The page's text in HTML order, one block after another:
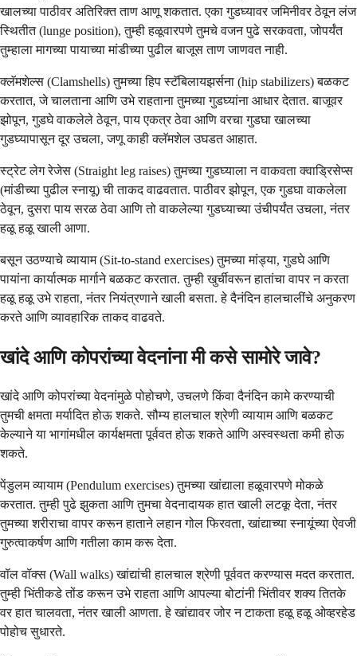
खालच्या पाठीवर अतिरिक्त ताण आणू शकतात. एका गुडघ्यावर जमिनीवर ठेवून लंज
स्थितीत (lunge position), तुम्ही हळूवारपणे तुमचे वजन पुढे सरकवता, जोपर्यंत
तुम्हाला मागच्या पायाच्या मांडीच्या पुढील बाजूस ताण जाणवत नाही.
क्लॅमशेल्स (Clamshells) तुमच्या हिप स्टॅबिलायझर्सना (hip stabilizers) बळकट
करतात, जे चालताना आणि उभे राहताना तुमच्या गुडघ्यांना आधार देतात. बाजूवर
झोपून, गुडघे वाकलेले ठेवून, पाय एकत्र ठेवा आणि वरचा गुडघा खालच्या
गुडघ्यापासून दूर उचला, जणू काही क्लॅमशेल उघडत आहात.
स्ट्रेट लेग रेजेस (Straight leg raises) तुमच्या गुडघ्याला न वाकवता क्वाड्रिसेप्स
(मांडीच्या पुढील स्नायू) ची ताकद वाढवतात. पाठीवर झोपून, एक गुडघा वाकलेला
ठेवून, दुसरा पाय सरळ ठेवा आणि तो वाकलेल्या गुडघ्याच्या उंचीपर्यंत उचला, नंतर
हळू हळू खाली आणा.
बसून उठण्याचे व्यायाम (Sit-to-stand exercises) तुमच्या मांड्या, गुडघे आणि
पायांना कार्यात्मक मार्गाने बळकट करतात. तुम्ही खुर्चीवरून हातांचा वापर न करता
हळू हळू उभे राहता, नंतर नियंत्रणाने खाली बसता. हे दैनंदिन हालचालींचे अनुकरण
करते आणि व्यावहारिक ताकद वाढवते.
खांदे आणि कोपरांच्या वेदनांना मी कसे सामोरे जावे?
खांदे आणि कोपरांच्या वेदनांमुळे पोहोचणे, उचलणे किंवा दैनंदिन कामे करण्याची
तुमची क्षमता मर्यादित होऊ शकते. सौम्य हालचाल श्रेणी व्यायाम आणि बळकट
केल्याने या भागांमधील कार्यक्षमता पूर्ववत होऊ शकते आणि अस्वस्थता कमी होऊ
शकते.
पेंडुलम व्यायाम (Pendulum exercises) तुमच्या खांद्याला हळूवारपणे मोकळे
करतात. तुम्ही पुढे झुकता आणि तुमचा वेदनादायक हात खाली लटकू देता, नंतर
तुमच्या शरीराचा वापर करून हाताने लहान गोल फिरवता, खांद्याच्या स्नायूंच्या ऐवजी
गुरुत्वाकर्षण आणि गतीला काम करू देता.
वॉल वॉक्स (Wall walks) खांद्यांची हालचाल श्रेणी पूर्ववत करण्यास मदत करतात.
तुम्ही भिंतीकडे तोंड करून उभे राहता आणि आपल्या बोटांनी भिंतीवर शक्य तितके
वर हात चालवता, नंतर खाली आणता. हे खांद्यावर जोर न टाकता हळू हळू ओव्हरहेड
पोहोच सुधारते.